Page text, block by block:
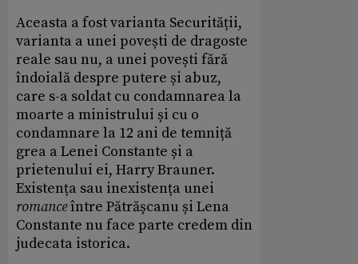
Aceasta a fost varianta Securității,
varianta a unei povești de dragoste
reale sau nu, a unei povești fără
îndoială despre putere și abuz,
care s-a soldat cu condamnarea la
moarte a ministrului și cu o
condamnare la 12 ani de temniță
grea a Lenei Constante și a
prietenului ei, Harry Brauner.
Existența sau inexistența unei
romanceîntre Pătrășcanu și Lena
Constante nu face parte credem din
judecata istorica.